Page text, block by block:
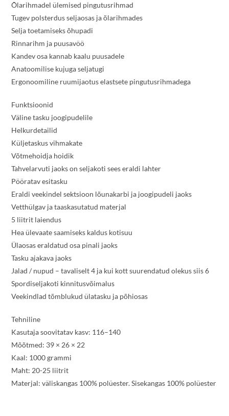
Õlarihmadel ülemised pingutusrihmad
Tugev polsterdus seljaosas ja õlarihmades
Selja toetamiseks õhupadi
Rinnarihm ja puusavöö
Kandev osa kannab kaalu puusadele
Anatoomilise kujuga seljatugi
Ergonoomiline ruumijaotus elastsete pingutusrihmadega
Funktsioonid
Väline tasku joogipudelile
Helkurdetailid
Küljetaskus vihmakate
Võtmehoidja hoidik
Tahvelarvuti jaoks on seljakoti sees eraldi lahter
Pööratav esitasku
Eraldi veekindel sektsioon lõunakarbi ja joogipudeli jaoks
Vetthülgav ja taaskasutatud materjal
5 liitrit laiendus
Hea ülevaate saamiseks kaldus kotisuu
Ülaosas eraldatud osa pinali jaoks
Tasku ajakava jaoks
Jalad / nupud – tavaliselt 4 ja kui kott suurendatud olekus siis 6
Spordiseljakoti kinnitusvõimalus
Veekindlad tõmblukud ülatasku ja põhiosas
Tehniline
Kasutaja soovitatav kasv: 116–140
Mõõtmed: 39 × 26 × 22
Kaal: 1000 grammi
Maht: 20-25 liitrit
Materjal: väliskangas 100% polüester. Sisekangas 100% polüester